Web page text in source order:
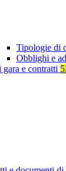
Tipologie di
Obblighi e
e contratti